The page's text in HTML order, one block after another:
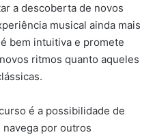
a descoberta de novos
musical ainda mais
bem intuitiva e promete
ritmos quanto aqueles
é a possibilidade de
por outros